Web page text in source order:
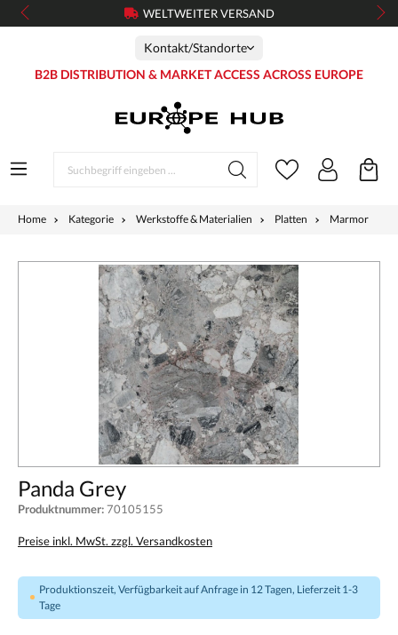
WELTWEITER VERSAND
Kontakt/Standorte
B2B DISTRIBUTION & MARKET ACCESS ACROSS EUROPE
Home Kategorie Werkstoffe & Materialien Platten Marmor
Panda Grey
Produktnummer:70105155
Preise inkl. MwSt. zzgl. Versandkosten
Produktionszeit, Verfügbarkeit auf Anfrage in 12 Tagen, Lieferzeit 1-3
Tage